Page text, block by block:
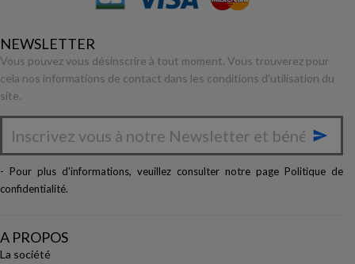
NEWSLETTER
Vous pouvez vous désinscrire à tout moment. Vous trouverez pour
cela nos informations de contact dans les conditions d'utilisation du
site.

- Pour plus d'informations, veuillez consulter notre page Politique de
confidentialité.
A PROPOS
La société